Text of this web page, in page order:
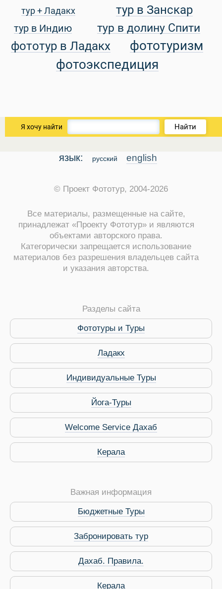
Виза в Индию
тур + Ладакх тур в Занскар
тур в Индию тур в долину Спити
фототур в Ладакх
фототуризм
фотоэкспедиция
Я хочу найти Найти
язык: русский english
© Проект Фототур, 2004-2026
Все материалы, размещенные на сайте,
принадлежат «Проекту Фототур» и являются
объектами авторского права.
Категорически запрещается использование
материалов без разрешения владельцев сайта
и указания авторства.
Разделы сайта
Фототуры и Туры
Ладакх
Индивидуальные Туры
Йога-Туры
Welcome Service Дахаб
Керала
Важная информация
Бюджетные Туры
Забронировать тур
Дахаб. Правила.
Керала